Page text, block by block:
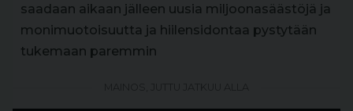
saadaan aikaan jälleen uusia miljoonasäästöjä ja
monimuotoisuutta ja hiilensidontaa pystytään
tukemaan paremmin